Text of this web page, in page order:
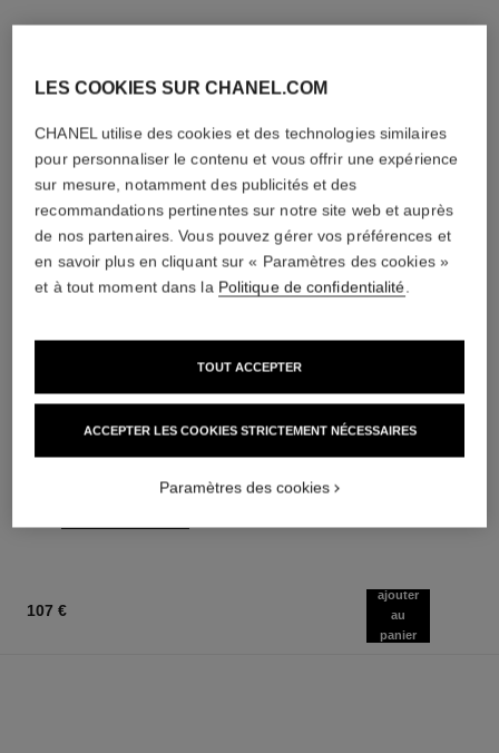
hydra beauty nutrition
AJOUTER AU PANIER
107 €
ajouter
au
panier
LES COOKIES SUR CHANEL.COM
CHANEL utilise des cookies et des technologies similaires
pour personnaliser le contenu et vous offrir une expérience
sur mesure, notamment des publicités et des
recommandations pertinentes sur notre site web et auprès
de nos partenaires. Vous pouvez gérer vos préférences et
en savoir plus en cliquant sur « Paramètres des cookies »
et à tout moment dans la Politique de confidentialité.
ACCEPTER LES COOKIES STRICTEMENT NÉCESSAIRES
TOUT ACCEPTER
Paramètres des cookies